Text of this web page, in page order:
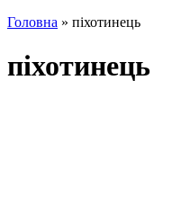
Головна » піхотинець
піхотинець